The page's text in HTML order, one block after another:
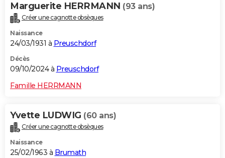
Marguerite HERRMANN (93 ans)
Créer une cagnotte obsèques
Naissance
24/03/1931 à Preuschdorf
Décès
09/10/2024 à Preuschdorf
Famille HERRMANN
Yvette LUDWIG (60 ans)
Créer une cagnotte obsèques
Naissance
25/02/1963 à Brumath